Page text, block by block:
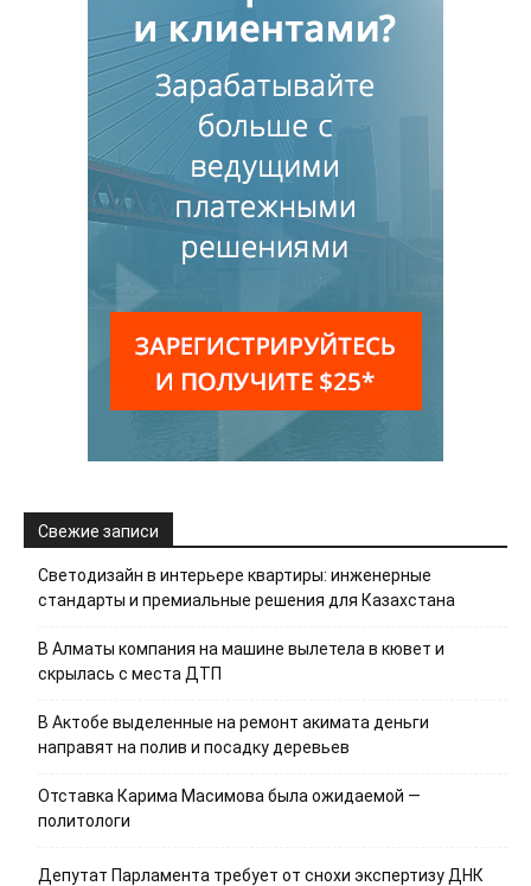
Свежие записи
Светодизайн в интерьере квартиры: инженерные
стандарты и премиальные решения для Казахстана
В Алматы компания на машине вылетела в кювет и
скрылась с места ДТП
В Актобе выделенные на ремонт акимата деньги
направят на полив и посадку деревьев
Отставка Карима Масимова была ожидаемой —
политологи
Депутат Парламента требует от снохи экспертизу ДНК